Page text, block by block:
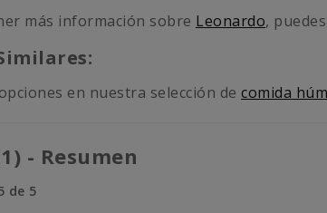
más información sobre Leonardo,
en nuestra selección de comida
- Resumen
de 5